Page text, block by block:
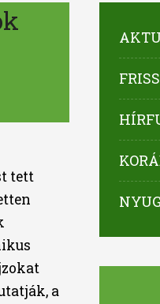
tett
a